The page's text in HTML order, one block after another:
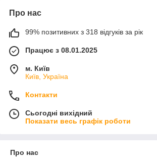
Про нас
99% позитивних з 318 відгуків за рік
Працює з 08.01.2025
м. Київ
Київ, Україна
Контакти
Сьогодні вихідний
Показати весь графік роботи
Про нас